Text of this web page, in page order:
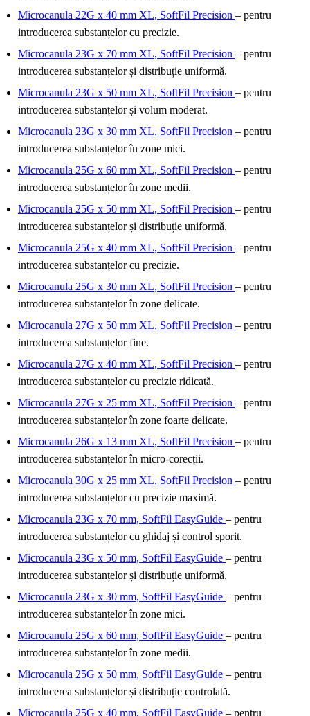
Microcanula 22G x 40 mm XL, SoftFil Precision – pentru
introducerea substanțelor cu precizie.
Microcanula 23G x 70 mm XL, SoftFil Precision – pentru
introducerea substanțelor și distribuție uniformă.
Microcanula 23G x 50 mm XL, SoftFil Precision – pentru
introducerea substanțelor și volum moderat.
Microcanula 23G x 30 mm XL, SoftFil Precision – pentru
introducerea substanțelor în zone mici.
Microcanula 25G x 60 mm XL, SoftFil Precision – pentru
introducerea substanțelor în zone medii.
Microcanula 25G x 50 mm XL, SoftFil Precision – pentru
introducerea substanțelor și distribuție uniformă.
Microcanula 25G x 40 mm XL, SoftFil Precision – pentru
introducerea substanțelor cu precizie.
Microcanula 25G x 30 mm XL, SoftFil Precision – pentru
introducerea substanțelor în zone delicate.
Microcanula 27G x 50 mm XL, SoftFil Precision – pentru
introducerea substanțelor fine.
Microcanula 27G x 40 mm XL, SoftFil Precision – pentru
introducerea substanțelor cu precizie ridicată.
Microcanula 27G x 25 mm XL, SoftFil Precision – pentru
introducerea substanțelor în zone foarte delicate.
Microcanula 26G x 13 mm XL, SoftFil Precision – pentru
introducerea substanțelor în micro-corecții.
Microcanula 30G x 25 mm XL, SoftFil Precision – pentru
introducerea substanțelor cu precizie maximă.
Microcanula 23G x 70 mm, SoftFil EasyGuide – pentru
introducerea substanțelor cu ghidaj și control sporit.
Microcanula 23G x 50 mm, SoftFil EasyGuide – pentru
introducerea substanțelor și distribuție uniformă.
Microcanula 23G x 30 mm, SoftFil EasyGuide – pentru
introducerea substanțelor în zone mici.
Microcanula 25G x 60 mm, SoftFil EasyGuide – pentru
introducerea substanțelor în zone medii.
Microcanula 25G x 50 mm, SoftFil EasyGuide – pentru
introducerea substanțelor și distribuție controlată.
Microcanula 25G x 40 mm, SoftFil EasyGuide – pentru